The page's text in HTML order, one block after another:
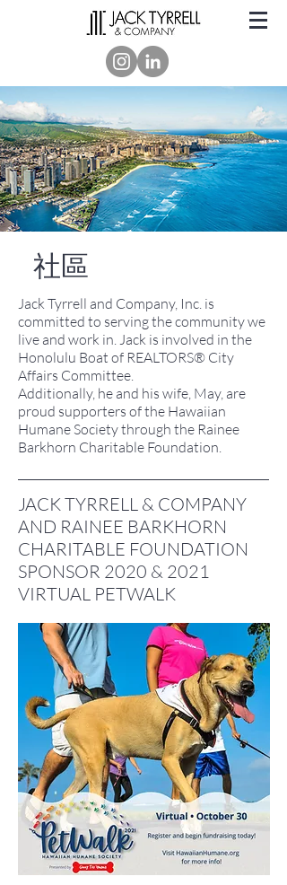
社區
Jack Tyrrell and Company, Inc. is
committed to serving the community we
live and work in. Jack is involved in the
Honolulu Boat of REALTORS® City
Affairs Committee.
Additionally, he and his wife, May, are
proud supporters of the Hawaiian
Humane Society through the Rainee
Barkhorn Charitable Foundation.
JACK TYRRELL & COMPANY
AND RAINEE BARKHORN
CHARITABLE FOUNDATION
SPONSOR 2020 & 2021
VIRTUAL PETWALK